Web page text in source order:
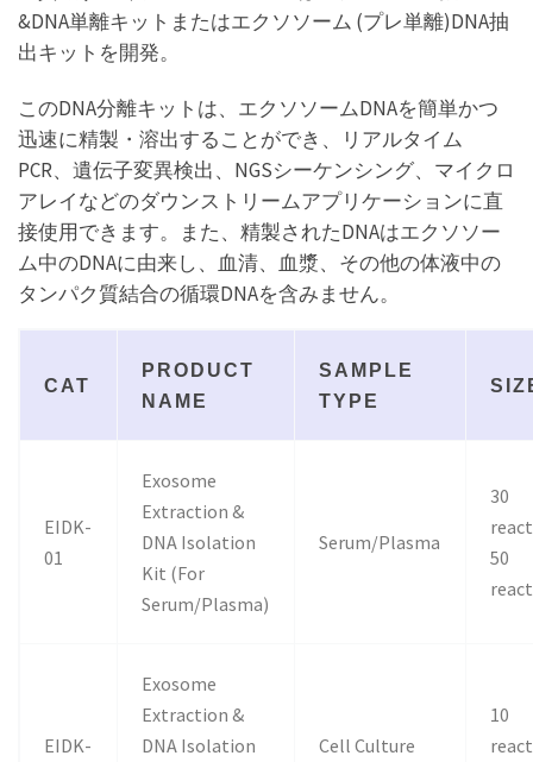
&DNA単離キットまたはエクソソーム (プレ単離)DNA抽
出キットを開発。
このDNA分離キットは、エクソソームDNAを簡単かつ
迅速に精製・溶出することができ、リアルタイム
PCR、遺伝子変異検出、NGSシーケンシング、マイクロ
アレイなどのダウンストリームアプリケーションに直
接使用できます。また、精製されたDNAはエクソソー
ム中のDNAに由来し、血清、血漿、その他の体液中の
タンパク質結合の循環DNAを含みません。
CAT
PRODUCT
NAME
SAMPLE
TYPE
EIDK-
01
Exosome
Extraction &
DNA Isolation
Kit (For
Serum/Plasma)
Serum/Plasma
30
50
EIDK-
Exosome
Extraction &
DNA Isolation
Cell Culture
10